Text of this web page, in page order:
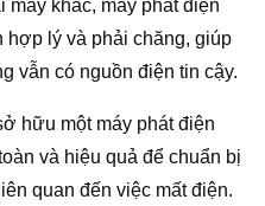
máy khác, máy phát điện
lý và phải chăng, giúp
vẫn có nguồn điện tin cậy.
hữu một máy phát điện
và hiệu quả để chuẩn bị
quan đến việc mất điện.